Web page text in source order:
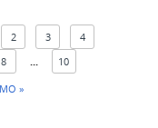
2 3
4
8
10
»